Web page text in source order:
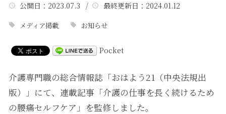
公開日 ：2023.07.3 / 最終更新日 ：2024.01.12
メディア掲載 お知らせ
Pocket
介護専門職の総合情報誌「おはよう21（中央法規出
版）」にて、連載記事「介護の仕事を長く続けるため
の腰痛セルフケア」を監修しました。